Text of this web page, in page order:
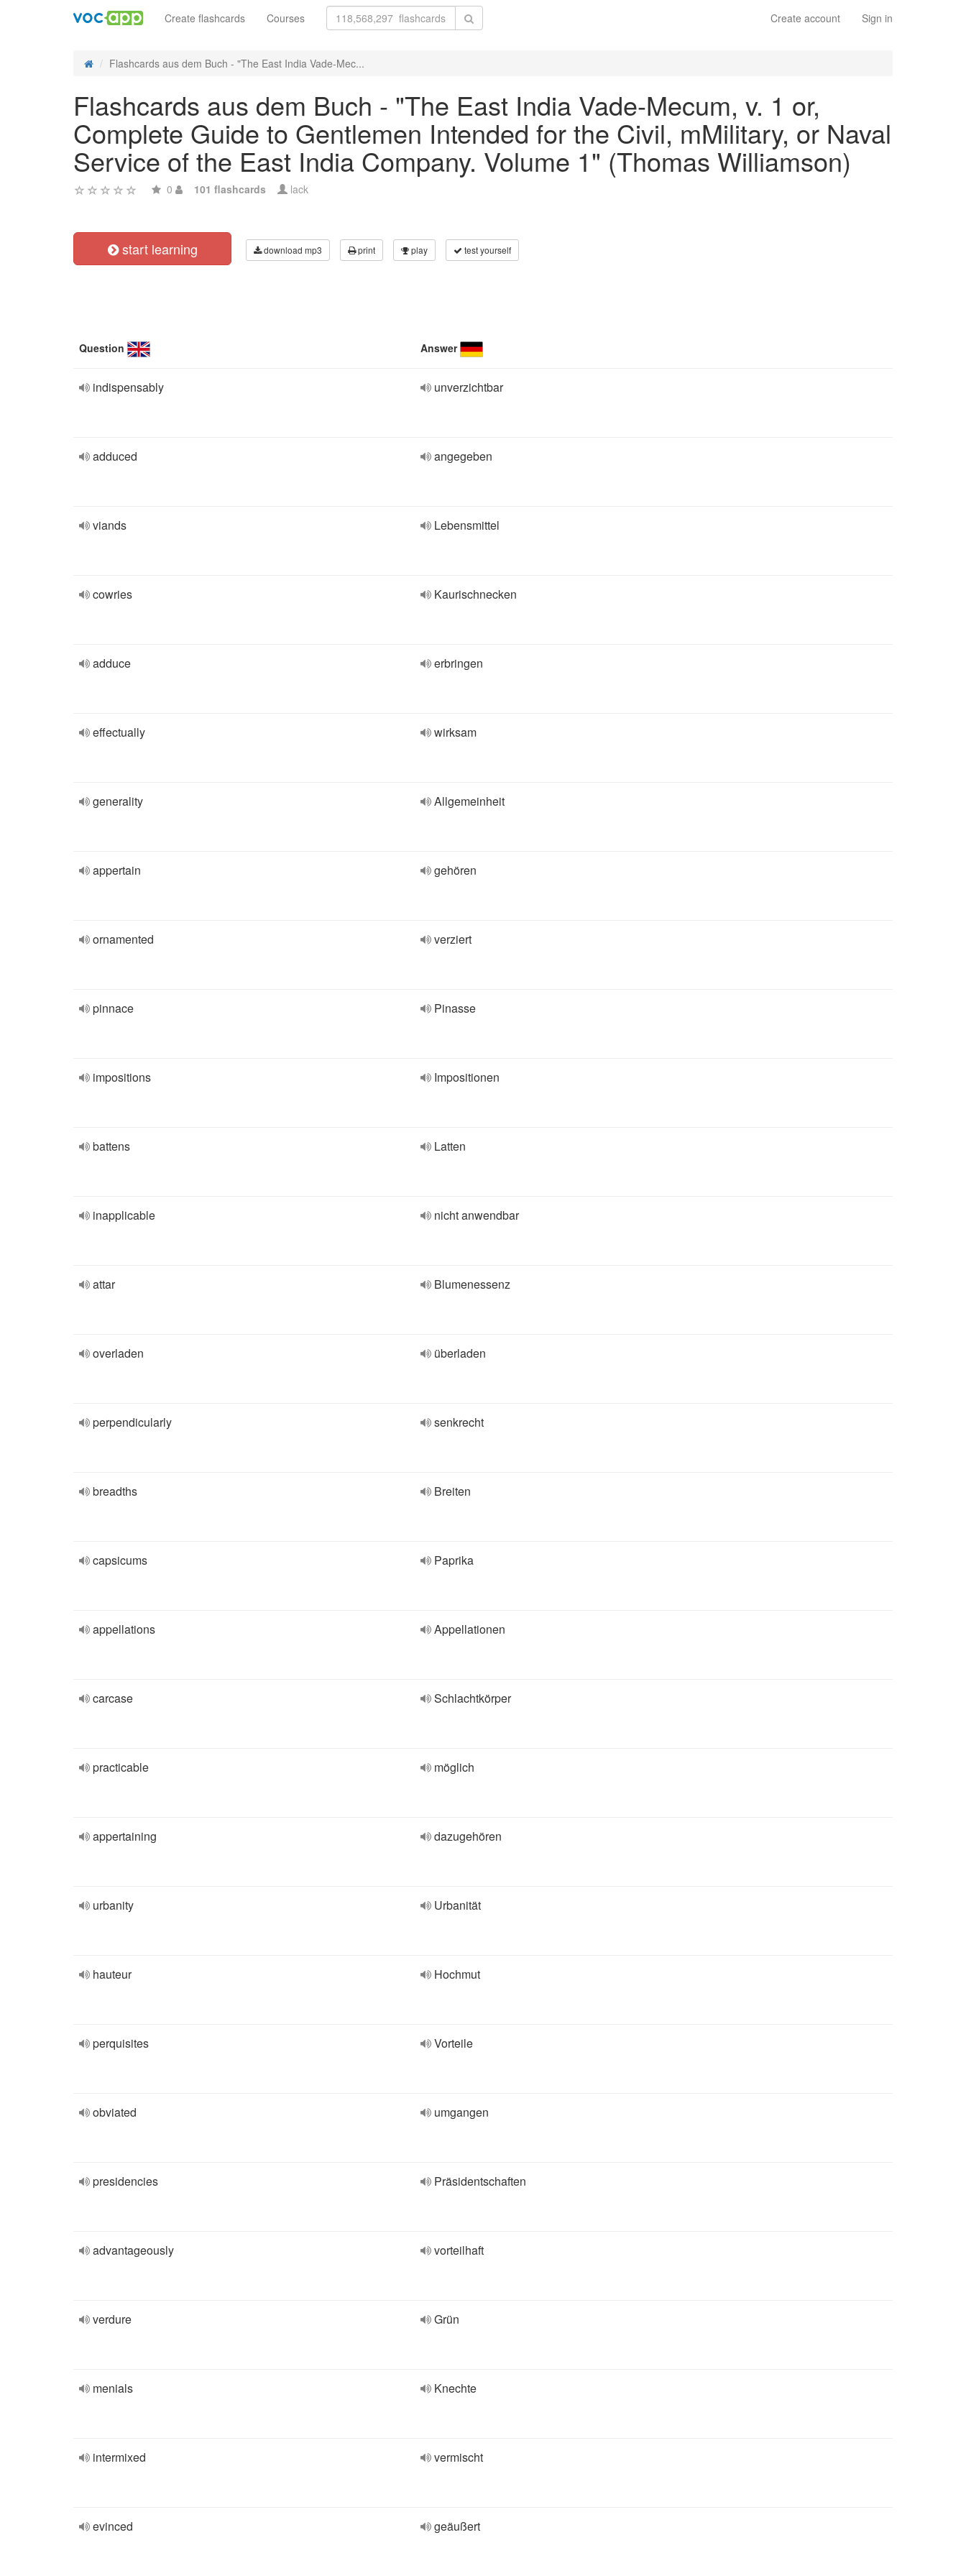
Create account Sign in
Create flashcards Courses
Flashcards aus dem Buch - "The East India Vade-Mec...
Flashcards aus dem Buch - "The East India Vade-Mecum, v. 1 or,
Complete Guide to Gentlemen Intended for the Civil, mMilitary, or Naval
Service of the East India Company. Volume 1" (Thomas Williamson)
0 101 flashcards lack
start learning download mp3 print play test yourself
Question Answer
indispensably unverzichtbar
adduced angegeben
viands Lebensmittel
cowries Kaurischnecken
adduce erbringen
effectually wirksam
generality Allgemeinheit
appertain gehören
ornamented verziert
pinnace Pinasse
impositions Impositionen
battens Latten
inapplicable nicht anwendbar
attar Blumenessenz
overladen überladen
perpendicularly senkrecht
breadths Breiten
capsicums Paprika
appellations Appellationen
carcase Schlachtkörper
practicable möglich
appertaining dazugehören
urbanity Urbanität
hauteur Hochmut
perquisites Vorteile
obviated umgangen
presidencies Präsidentschaften
advantageously vorteilhaft
verdure Grün
menials Knechte
intermixed vermischt
evinced geäußert